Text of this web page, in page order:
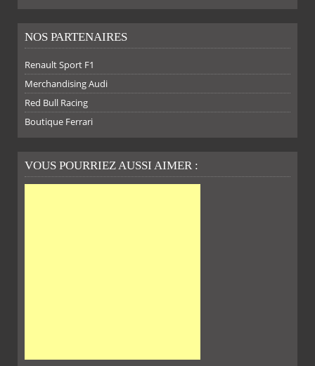
SUR SUR SUR SUR
NOS PARTENAIRES
Renault Sport F1
Merchandising Audi
Red Bull Racing
Boutique Ferrari
VOUS POURRIEZ AUSSI AIMER :